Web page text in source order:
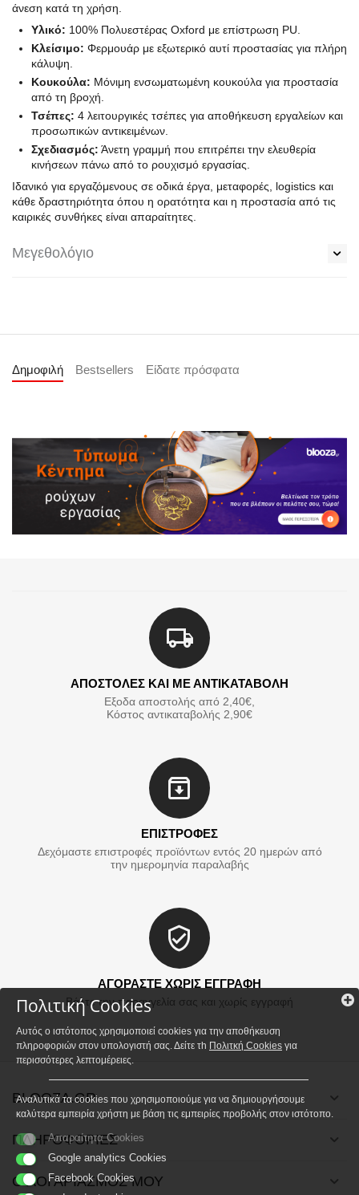
άνεση κατά τη χρήση.
Υλικό: 100% Πολυεστέρας Oxford με επίστρωση PU.
Κλείσιμο: Φερμουάρ με εξωτερικό αυτί προστασίας για πλήρη
κάλυψη.
Κουκούλα: Μόνιμη ενσωματωμένη κουκούλα για προστασία
από τη βροχή.
Τσέπες: 4 λειτουργικές τσέπες για αποθήκευση εργαλείων και
προσωπικών αντικειμένων.
Σχεδιασμός: Άνετη γραμμή που επιτρέπει την ελευθερία
κινήσεων πάνω από το ρουχισμό εργασίας.
Ιδανικό για εργαζόμενους σε οδικά έργα, μεταφορές, logistics και
κάθε δραστηριότητα όπου η ορατότητα και η προστασία από τις
καιρικές συνθήκες είναι απαραίτητες.
Μεγεθολόγιο
Δημοφιλή Bestsellers Είδατε πρόσφατα
ΑΠΟΣΤΟΛΕΣ ΚΑΙ ΜΕ ΑΝΤΙΚΑΤΑΒΟΛΗ
Εξοδα αποστολής από 2,40€,
Κόστος αντικαταβολής 2,90€
ΕΠΙΣΤΡΟΦΕΣ
Δεχόμαστε επιστροφές προϊόντων εντός 20 ημερών από
την ημερομηνία παραλαβής
ΑΓΟΡΑΣΤΕ ΧΩΡΙΣ ΕΓΓΡΑΦΗ
Βάλτε την παραγγελία σας και χωρίς εγγραφή
BLOOZA.GR
ΠΛΗΡΟΦΟΡΙΕΣ
Ο ΛΟΓΑΡΙΑΣΜΟΣ ΜΟΥ
Πολιτική Cookies
Αυτός ο ιστότοπος χρησιμοποιεί cookies για την αποθήκευση
πληροφοριών στον υπολογιστή σας. Δείτε τh Πολιτκή Cookies για
περισσότερες λεπτομέρειες.
Αναλυτικά τα cookies που χρησιμοποιούμε για να δημιουργήσουμε
καλύτερα εμπειρία χρήστη με βάση τις εμπειρίες προβολής στον ιστότοπο.
Απαραίτητα Cookies
Google analytics Cookies
Facebook Cookies